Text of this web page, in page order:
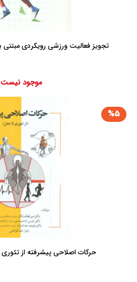
تجویز فعالیت ورزشی رویکردی مبتنی
موجود نیست
%5
حرکات اصلاحی پیشرفته از